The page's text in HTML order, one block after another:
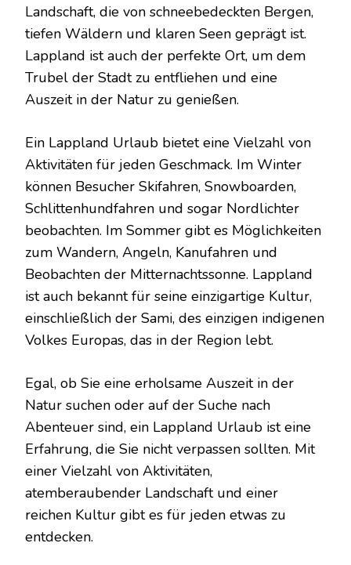
Landschaft, die von schneebedeckten Bergen,
tiefen Wäldern und klaren Seen geprägt ist.
Lappland ist auch der perfekte Ort, um dem
Trubel der Stadt zu entfliehen und eine
Auszeit in der Natur zu genießen.
Ein Lappland Urlaub bietet eine Vielzahl von
Aktivitäten für jeden Geschmack. Im Winter
können Besucher Skifahren, Snowboarden,
Schlittenhundfahren und sogar Nordlichter
beobachten. Im Sommer gibt es Möglichkeiten
zum Wandern, Angeln, Kanufahren und
Beobachten der Mitternachtssonne. Lappland
ist auch bekannt für seine einzigartige Kultur,
einschließlich der Sami, des einzigen indigenen
Volkes Europas, das in der Region lebt.
Egal, ob Sie eine erholsame Auszeit in der
Natur suchen oder auf der Suche nach
Abenteuer sind, ein Lappland Urlaub ist eine
Erfahrung, die Sie nicht verpassen sollten. Mit
einer Vielzahl von Aktivitäten,
atemberaubender Landschaft und einer
reichen Kultur gibt es für jeden etwas zu
entdecken.